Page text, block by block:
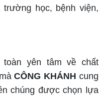
trường học, bệnh viện,
toàn yên tâm về chất
CÔNG KHÁNH cung
chúng được chọn lựa